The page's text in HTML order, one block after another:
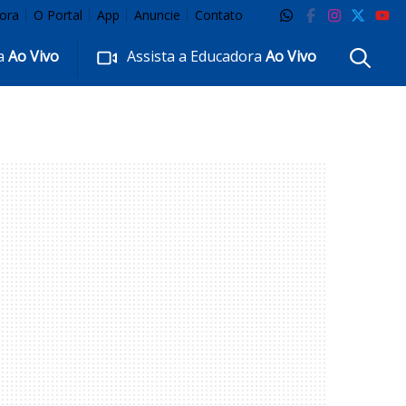
O Portal App Anuncie Contato
Ao Vivo Assista a EducadoraAo Vivo